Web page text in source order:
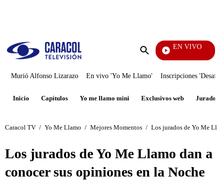
Enviar
EN VIVO
Murió Alfonso Lizarazo En vivo 'Yo Me Llamo' Inscripciones
Inicio Capítulos Yo me llamo mini Exclusivos web Jurados
Caracol TV / Yo Me Llamo / Mejores Momentos / Los jurados de Yo Me
Los jurados de Yo Me Llamo dan a
conocer sus opiniones en la Noche